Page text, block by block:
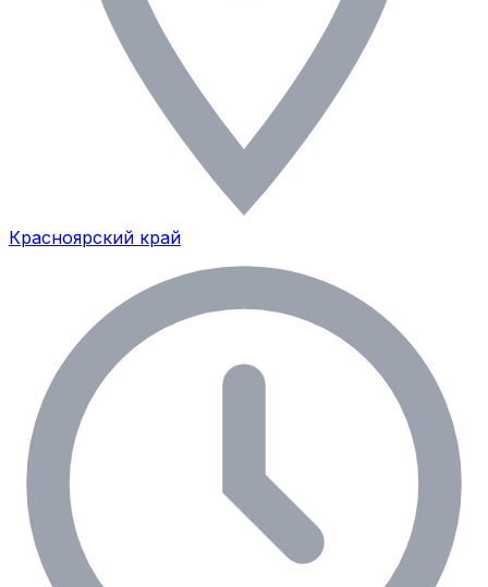
Красноярский край